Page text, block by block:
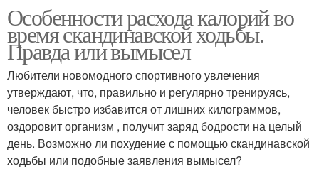
Особенности расхода калорий во
время скандинавской ходьбы.
Правда или вымысел
Любители новомодного спортивного увлечения
утверждают, что, правильно и регулярно тренируясь,
человек быстро избавится от лишних килограммов,
оздоровит организм , получит заряд бодрости на целый
день. Возможно ли похудение с помощью скандинавской
ходьбы или подобные заявления вымысел?